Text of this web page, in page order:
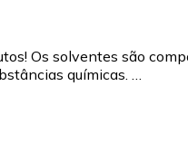
Os solventes são
químicas. …